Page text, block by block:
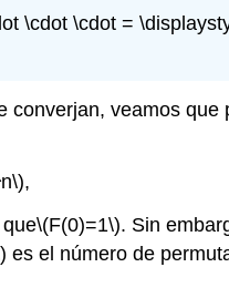
\cdot \cdot =
veamos que
,
\(F(0)=1\). Sin
es el número de